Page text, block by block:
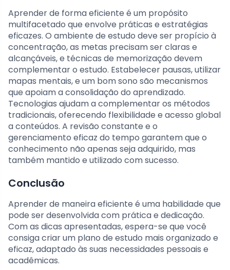
Aprender de forma eficiente é um propósito
multifacetado que envolve práticas e estratégias
eficazes. O ambiente de estudo deve ser propício à
concentração, as metas precisam ser claras e
alcançáveis, e técnicas de memorização devem
complementar o estudo. Estabelecer pausas, utilizar
mapas mentais, e um bom sono são mecanismos
que apoiam a consolidação do aprendizado.
Tecnologias ajudam a complementar os métodos
tradicionais, oferecendo flexibilidade e acesso global
a conteúdos. A revisão constante e o
gerenciamento eficaz do tempo garantem que o
conhecimento não apenas seja adquirido, mas
também mantido e utilizado com sucesso.
Conclusão
Aprender de maneira eficiente é uma habilidade que
pode ser desenvolvida com prática e dedicação.
Com as dicas apresentadas, espera-se que você
consiga criar um plano de estudo mais organizado e
eficaz, adaptado às suas necessidades pessoais e
acadêmicas.